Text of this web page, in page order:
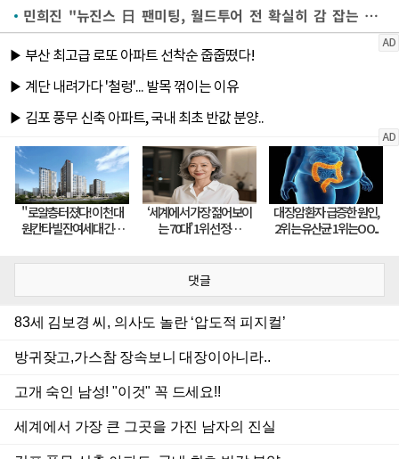
민희진 "뉴진스 日 팬미팅, 월드투어 전 확실히 감 잡는 무대"
댓글